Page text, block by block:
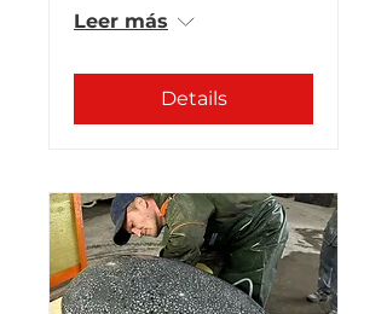
Leer más
Details